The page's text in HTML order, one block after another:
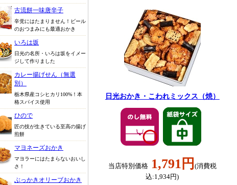
古流餅一味唐辛子
辛党にはたまりません！ビール
のおつまみにも最適おかき
いろは坂
日光の名所・いろは坂をイメー
ジして作りました
カレー揚げせん（無選
別）
栃木県産コシヒカリ100%！本
格スパイス使用
ひので
匠の技が生きている至高の揚げ
煎餅
マヨネーズおかき
マヨラーにはたまらないおいし
さ！
ぶっかきオリーブおかき
日光おかき・こわれミックス（焼）
当店特別価格 1,791円(消費税
込:1,934円)